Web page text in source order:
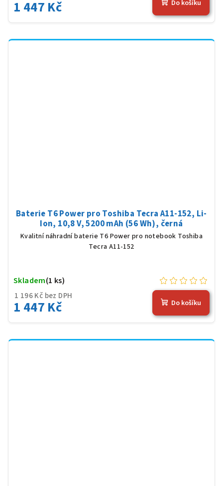
1 447 Kč Do košíku
Baterie T6 Power pro Toshiba Tecra A11-152, Li-
Ion, 10,8 V, 5200 mAh (56 Wh), černá
Kvalitní náhradní baterie T6 Power pro notebook Toshiba
Tecra A11-152
1 196 Kč bez DPH
1 447 Kč
Skladem(1 ks)
Do košíku